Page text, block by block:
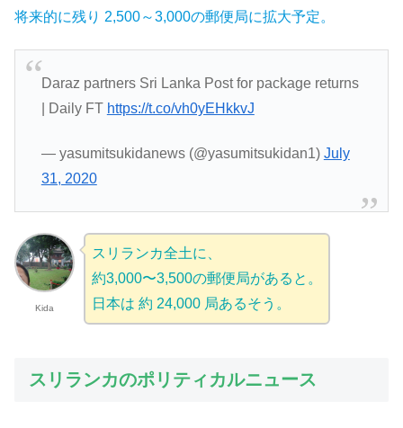
将来的に残り 2,500～3,000の郵便局に拡大予定。
Daraz partners Sri Lanka Post for package returns
| Daily FT https://t.co/vh0yEHkkvJ
— yasumitsukidanews (@yasumitsukidan1) July
31, 2020
Kida
スリランカ全土に、
約3,000〜3,500の郵便局がある と 。
日本は 約 24,000 局あるそう。
スリランカのポリティカルニュース